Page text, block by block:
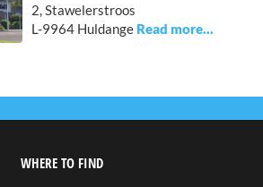
2, Stawelerstroos
L-9964 Huldange
WHERE TO FIND